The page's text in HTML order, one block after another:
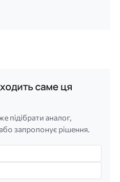
саме ця
підібрати аналог,
запропонує рішення.